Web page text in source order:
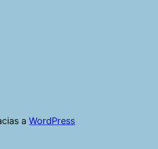
aWordPress